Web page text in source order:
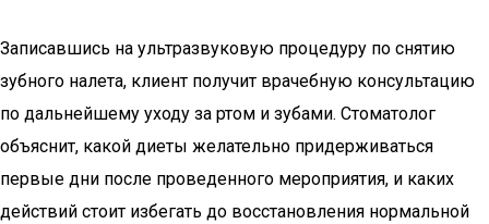
Записавшись на ультразвуковую процедуру по снятию
зубного налета, клиент получит врачебную консультацию
по дальнейшему уходу за ртом и зубами. Стоматолог
объяснит, какой диеты желательно придерживаться
первые дни после проведенного мероприятия, и каких
действий стоит избегать до восстановления нормальной